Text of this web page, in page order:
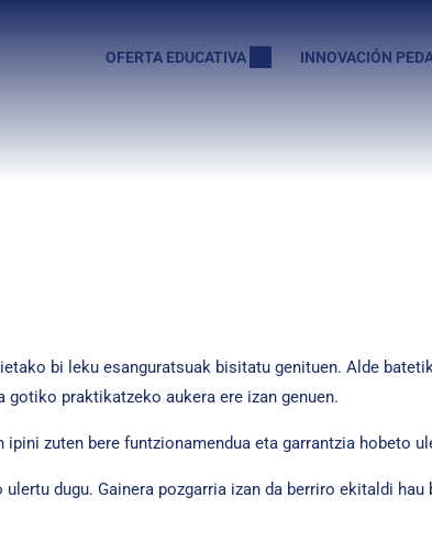
OFERTA EDUCATIVA INNOVACIÓN
bi leku esanguratsuak bisitatu genituen. Alde
praktikatzeko aukera ere izan genuen.
zuten bere funtzionamendua eta garrantzia hobeto
dugu. Gainera pozgarria izan da berriro ekitaldi hau